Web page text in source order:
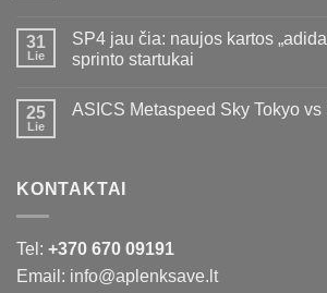
31
Lie
SP4 jau čia: naujos kartos
sprinto startukai
25
Lie
ASICS Metaspeed Sky Tokyo vs
KONTAKTAI
Tel: +370 670 09191
Email: info@aplenksave.lt